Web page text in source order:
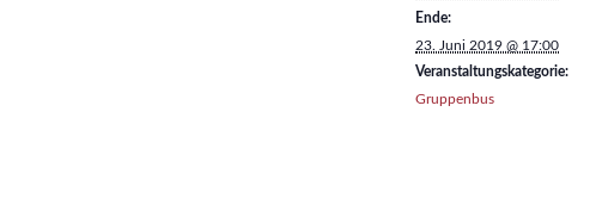
Ende:
23. Juni 2019 @ 17:00
Veranstaltungskategorie:
Gruppenbus